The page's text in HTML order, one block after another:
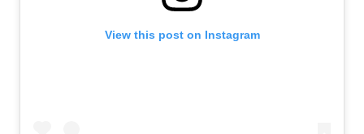
View this post on Instagram